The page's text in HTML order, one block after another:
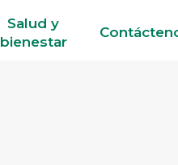
Salud y
bienestar